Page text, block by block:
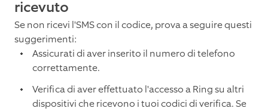
ricevuto
Se non ricevi l'SMS con il codice, prova a seguire questi
suggerimenti:
Assicurati di aver inserito il numero di telefono
correttamente.
Verifica di aver effettuato l'accesso a Ring su altri
dispositivi che ricevono i tuoi codici di verifica. Se